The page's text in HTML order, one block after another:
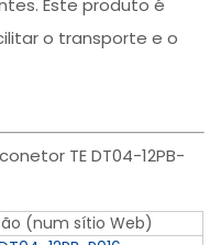
Este produto é
o transporte e o
TE DT04-12PB-
(num sítio Web)